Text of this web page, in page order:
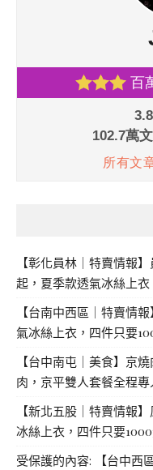
【彰化員林｜特賣情報
起，夏季款透氣冰絲上
【台南中西區｜特賣情
氣冰絲上衣，四件只要
【台中南屯｜美食】京
肉，京平雙人套餐全程
【新北五股｜特賣情報
冰絲上衣，四件只要
受保護的內容: 【台中西